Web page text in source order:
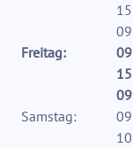
Freitag:
Samstag: